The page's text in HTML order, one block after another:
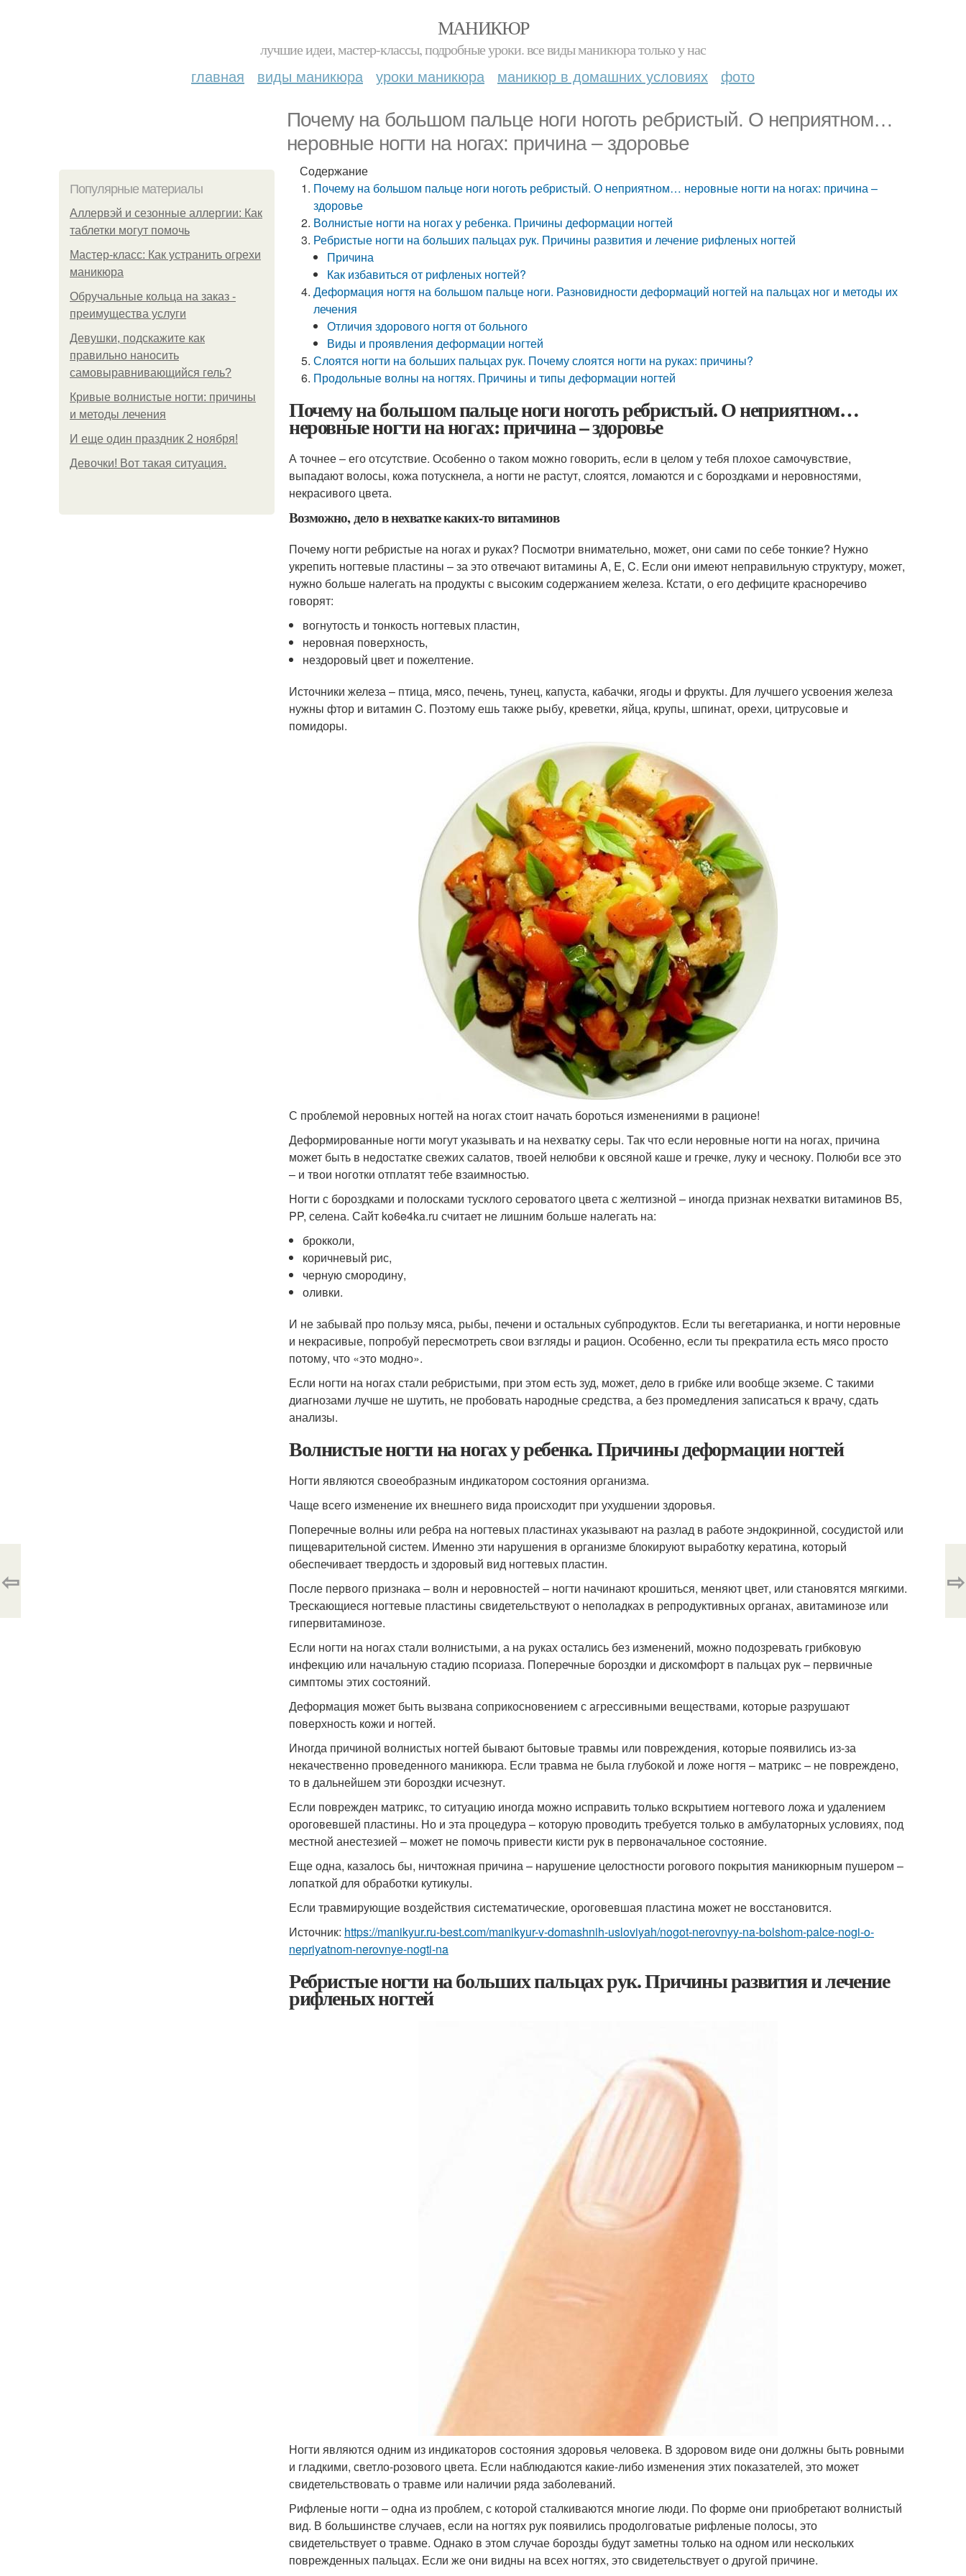
МАНИКЮР
лучшие идеи, мастер-классы, подробные уроки. все виды маникюра только у нас
главная виды маникюра уроки маникюра маникюр в домашних условиях фото
Почему на большом пальце ноги ноготь ребристый. О неприятном…
неровные ногти на ногах: причина – здоровье
Популярные материалы
Аллервэй и сезонные аллергии: Как
таблетки могут помочь
Мастер-класс: Как устранить огрехи
маникюра
Обручальные кольца на заказ -
преимущества услуги
Девушки, подскажите как
правильно наносить
самовыравнивающийся гель?
Кривые волнистые ногти: причины
и методы лечения
И еще один праздник 2 ноября!
Девочки! Вот такая ситуация.
Содержание
Почему на большом пальце ноги ноготь ребристый. О неприятном… неровные ногти на ногах: причина –
здоровье
Волнистые ногти на ногах у ребенка. Причины деформации ногтей
Ребристые ногти на больших пальцах рук. Причины развития и лечение рифленых ногтей
Причина
Как избавиться от рифленых ногтей?
Деформация ногтя на большом пальце ноги. Разновидности деформаций ногтей на пальцах ног и методы их
лечения
Отличия здорового ногтя от больного
Виды и проявления деформации ногтей
Слоятся ногти на больших пальцах рук. Почему слоятся ногти на руках: причины?
Продольные волны на ногтях. Причины и типы деформации ногтей
Почему на большом пальце ноги ноготь ребристый. О неприятном…
неровные ногти на ногах: причина – здоровье
А точнее – его отсутствие. Особенно о таком можно говорить, если в целом у тебя плохое самочувствие,
выпадают волосы, кожа потускнела, а ногти не растут, слоятся, ломаются и с бороздками и неровностями,
некрасивого цвета.
Возможно, дело в нехватке каких-то витаминов
Почему ногти ребристые на ногах и руках? Посмотри внимательно, может, они сами по себе тонкие? Нужно
укрепить ногтевые пластины – за это отвечают витамины A, E, C. Если они имеют неправильную структуру, может,
нужно больше налегать на продукты с высоким содержанием железа. Кстати, о его дефиците красноречиво
говорят:
вогнутость и тонкость ногтевых пластин,
неровная поверхность,
нездоровый цвет и пожелтение.
Источники железа – птица, мясо, печень, тунец, капуста, кабачки, ягоды и фрукты. Для лучшего усвоения железа
нужны фтор и витамин C. Поэтому ешь также рыбу, креветки, яйца, крупы, шпинат, орехи, цитрусовые и
помидоры.
С проблемой неровных ногтей на ногах стоит начать бороться изменениями в рационе!
Деформированные ногти могут указывать и на нехватку серы. Так что если неровные ногти на ногах, причина
может быть в недостатке свежих салатов, твоей нелюбви к овсяной каше и гречке, луку и чесноку. Полюби все это
– и твои ноготки отплатят тебе взаимностью.
Ногти с бороздками и полосками тусклого сероватого цвета с желтизной – иногда признак нехватки витаминов B5,
PP, селена. Сайт ko6e4ka.ru считает не лишним больше налегать на:
брокколи,
коричневый рис,
черную смородину,
оливки.
И не забывай про пользу мяса, рыбы, печени и остальных субпродуктов. Если ты вегетарианка, и ногти неровные
и некрасивые, попробуй пересмотреть свои взгляды и рацион. Особенно, если ты прекратила есть мясо просто
потому, что «это модно».
Если ногти на ногах стали ребристыми, при этом есть зуд, может, дело в грибке или вообще экземе. С такими
диагнозами лучше не шутить, не пробовать народные средства, а без промедления записаться к врачу, сдать
анализы.
Волнистые ногти на ногах у ребенка. Причины деформации ногтей
Ногти являются своеобразным индикатором состояния организма.
Чаще всего изменение их внешнего вида происходит при ухудшении здоровья.
Поперечные волны или ребра на ногтевых пластинах указывают на разлад в работе эндокринной, сосудистой или
пищеварительной систем. Именно эти нарушения в организме блокируют выработку кератина, который
обеспечивает твердость и здоровый вид ногтевых пластин.
После первого признака – волн и неровностей – ногти начинают крошиться, меняют цвет, или становятся мягкими.
Трескающиеся ногтевые пластины свидетельствуют о неполадках в репродуктивных органах, авитаминозе или
гипервитаминозе.
Если ногти на ногах стали волнистыми, а на руках остались без изменений, можно подозревать грибковую
инфекцию или начальную стадию псориаза. Поперечные бороздки и дискомфорт в пальцах рук – первичные
симптомы этих состояний.
Деформация может быть вызвана соприкосновением с агрессивными веществами, которые разрушают
поверхность кожи и ногтей.
Иногда причиной волнистых ногтей бывают бытовые травмы или повреждения, которые появились из-за
некачественно проведенного маникюра. Если травма не была глубокой и ложе ногтя – матрикс – не повреждено,
то в дальнейшем эти бороздки исчезнут.
Если поврежден матрикс, то ситуацию иногда можно исправить только вскрытием ногтевого ложа и удалением
ороговевшей пластины. Но и эта процедура – которую проводить требуется только в амбулаторных условиях, под
местной анестезией – может не помочь привести кисти рук в первоначальное состояние.
Еще одна, казалось бы, ничтожная причина – нарушение целостности рогового покрытия маникюрным пушером –
лопаткой для обработки кутикулы.
Если травмирующие воздействия систематические, ороговевшая пластина может не восстановится.
Источник: https://manikyur.ru-best.com/manikyur-v-domashnih-usloviyah/nogot-nerovnyy-na-bolshom-palce-nogi-o-
nepriyatnom-nerovnye-nogti-na
Ребристые ногти на больших пальцах рук. Причины развития и лечение
рифленых ногтей
Ногти являются одним из индикаторов состояния здоровья человека. В здоровом виде они должны быть ровными
и гладкими, светло-розового цвета. Если наблюдаются какие-либо изменения этих показателей, это может
свидетельствовать о травме или наличии ряда заболеваний.
Рифленые ногти – одна из проблем, с которой сталкиваются многие люди. По форме они приобретают волнистый
вид. В большинстве случаев, если на ногтях рук появились продолговатые рифленые полосы, это
свидетельствует о травме. Однако в этом случае борозды будут заметны только на одном или нескольких
поврежденных пальцах. Если же они видны на всех ногтях, это свидетельствует о другой причине.
⇦ ⇨